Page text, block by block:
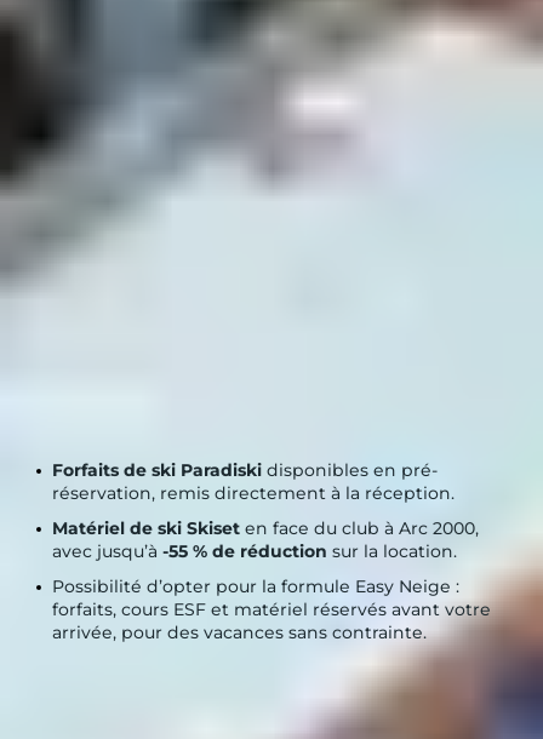
École du Ski Français (ESF)propose aux Arcs des cours
collectifs pour enfants dès3 ans
, ainsi que des stages
pour ados et adultes. Les moniteurs accompagnent
chacun dans sa progression, du jardin des neiges aux
Bon à savoir : chez Belambra, les clubs accueillent vos
enfants
profiter pleinement des pistes pendant que les plus
jeunes découvrent la glisse avec leurs moniteurs
FORFAITS ET
Forfaits de ski Paradiski disponibles en pré-
réservation, remis directement à la réception.
Matériel de ski Skiset en face du club à Arc 2000,
avec jusqu’à -55 % de réduction sur la location.
Possibilité d’opter pour la formule Easy Neige :
forfaits, cours ESF et matériel réservés avant votre
arrivée, pour des vacances sans contrainte.